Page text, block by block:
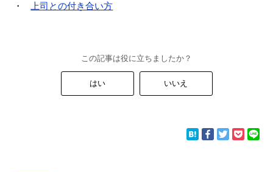
上司との付き合い方
この記事は役に立ちましたか？
はい いいえ